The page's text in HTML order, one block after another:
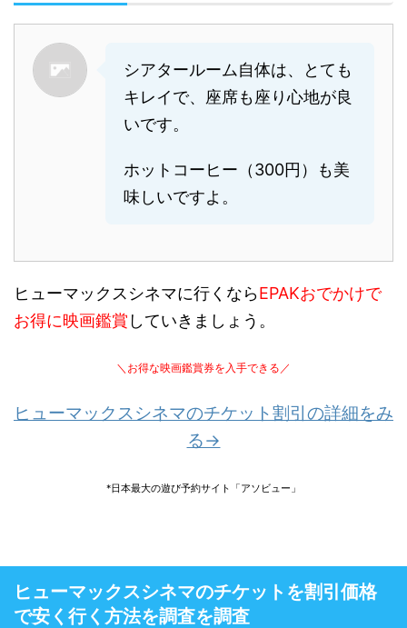
シアタールーム自体は、とても
キレイで、座席も座り心地が良
いです。
ホットコーヒー（300円）も美
味しいですよ。
ヒューマックスシネマに行くならEPAKおでかけで
お得に映画鑑賞 していきましょう。
＼お得な映画鑑賞券を入手できる／
ヒューマックスシネマのチケット割引の詳細をみ
る→
*日本最大の遊び予約サイト「アソビュー」
ヒューマックスシネマのチケットを割引価格
で安く行く方法を調査を調査